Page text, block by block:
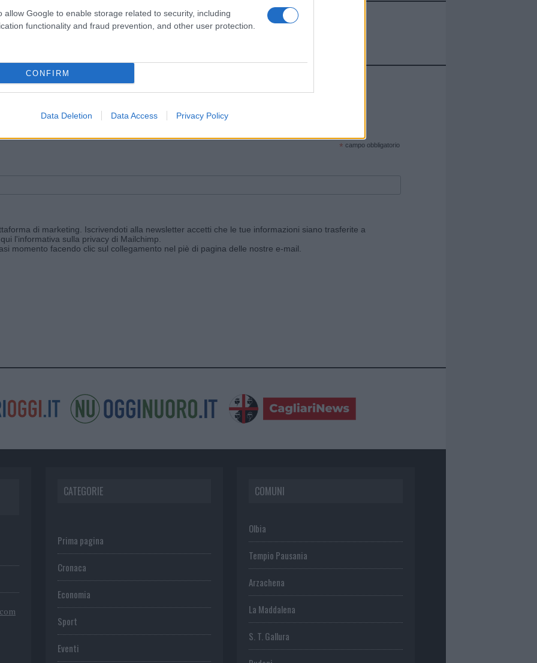
allow Google to enable storage related to security, including
functionality and fraud prevention, and other user protection.
CONFIRM
Data Deletion Data Access Privacy Policy
Invia un Comunicato Stampa|Pubblicità|Segnala
e ricevi le nostre email periodiche contenenti le ultime notizie pubblicate sul sito web!
* campo obbligatorio
di marketing. Iscrivendoti alla newsletter accetti che le tue informazioni siano trasferite a
l'informativa sulla privacy di Mailchimp
momento facendo clic sul collegamento nel piè di pagina delle nostre e-mail.
CATEGORIE
Prima pagina
Cronaca
Economia
Sport
Eventi
COMUNI
Olbia
Tempio Pausania
Arzachena
La Maddalena
S. T. Gallura